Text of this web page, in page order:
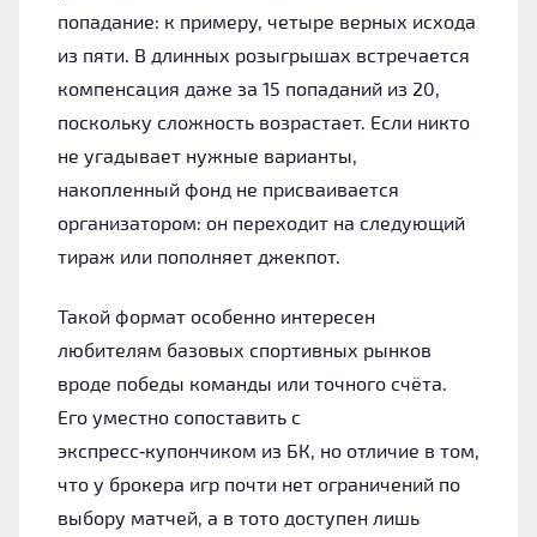
попадание: к примеру, четыре верных исхода
из пяти. В длинных розыгрышах встречается
компенсация даже за 15 попаданий из 20,
поскольку сложность возрастает. Если никто
не угадывает нужные варианты,
накопленный фонд не присваивается
организатором: он переходит на следующий
тираж или пополняет джекпот.
Такой формат особенно интересен
любителям базовых спортивных рынков
вроде победы команды или точного счёта.
Его уместно сопоставить с
экспресс‑купончиком из БК, но отличие в том,
что у брокера игр почти нет ограничений по
выбору матчей, а в тото доступен лишь